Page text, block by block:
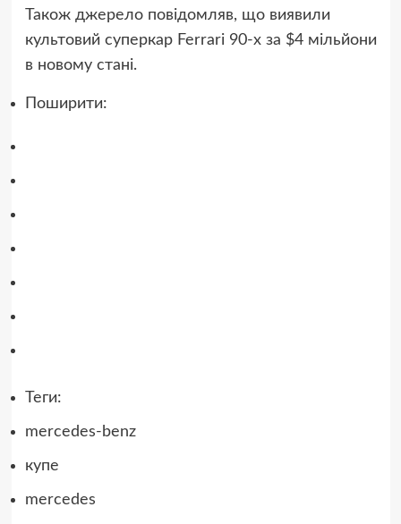
Також джерело повідомляв, що виявили
культовий суперкар Ferrari 90-х за $4 мільйони
в новому стані.
Поширити:
LinkedIn
Теги:
mercedes-benz
купе
mercedes